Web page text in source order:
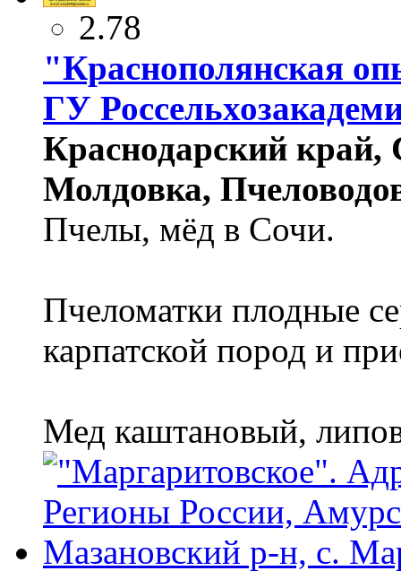
2.78
"Краснополянская
ГУ
Краснодарский край,
Молдовка,
Пчелы, мёд в Сочи.
Пчеломатки плодные
карпатской пород и
Мед каштановый,